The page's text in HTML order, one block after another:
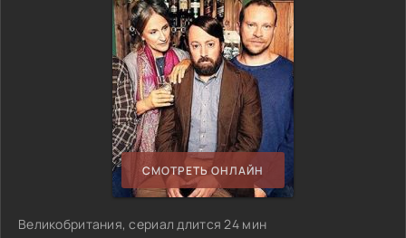
СМОТРЕТЬ ОНЛАЙН
Великобритания, сериал длится 24 мин